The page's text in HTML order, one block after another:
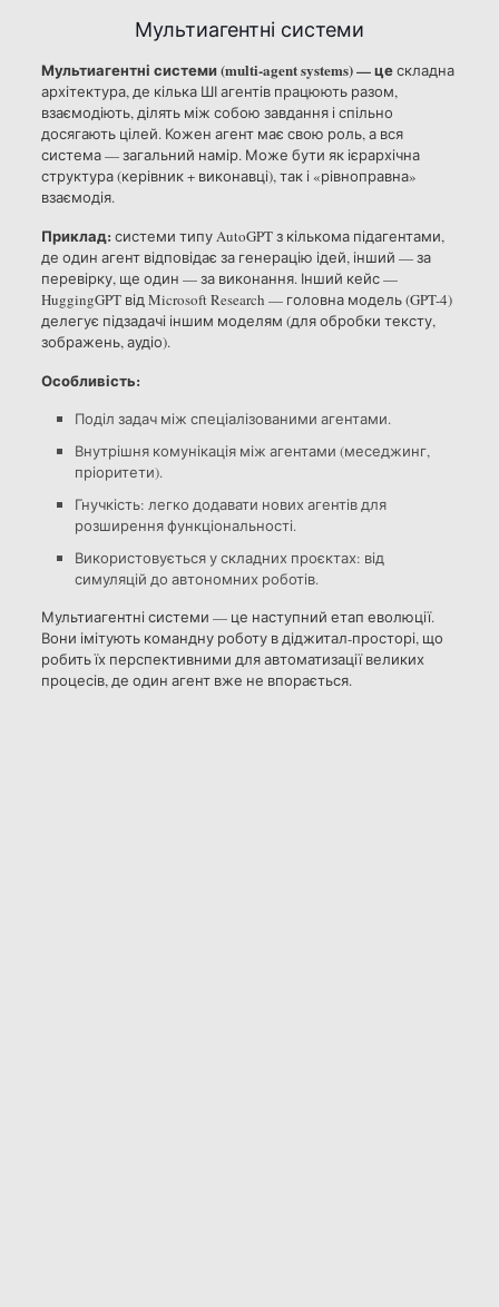
Мультиагентні системи
Мультиагентні системи (multi-agent systems) — цескладна
архітектура, де кілька ШІ агентів працюють разом,
взаємодіють, ділять між собою завдання і спільно
досягають цілей. Кожен агент має свою роль, а вся
система — загальний намір. Може бути як ієрархічна
структура (керівник + виконавці), так і «рівноправна»
взаємодія.
Приклад: системи типу AutoGPT з кількома підагентами,
де один агент відповідає за генерацію ідей, інший — за
перевірку, ще один — за виконання. Інший кейс —
HuggingGPT від Microsoft Research — головна модель (GPT-4)
делегує підзадачі іншим моделям (для обробки тексту,
зображень, аудіо).
Особливість:
Поділ задач між спеціалізованими агентами.
Внутрішня комунікація між агентами (меседжинг,
пріоритети).
Гнучкість: легко додавати нових агентів для
розширення функціональності.
Використовується у складних проєктах: від
симуляцій до автономних роботів.
Мультиагентні системи — це наступний етап еволюції.
Вони імітують командну роботу в діджитал-просторі, що
робить їх перспективними для автоматизації великих
процесів, де один агент вже не впорається.